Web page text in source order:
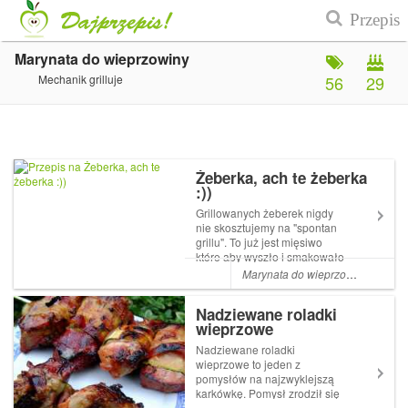
Marynata do wieprzowiny
Mechanik grilluje 29
56
Żeberka, ach te żeberka
:))
Grillowanych żeberek nigdy
nie skosztujemy na "spontan
grillu". To już jest mięsiwo
które aby wyszło i smakowało
musi być przygotowane dzień
wcześniej. Pomimo tego że
jest czasochłonne to samej
pracy określiłbym jako
łatwiej...
Marynata do wieprzowiny
Nadziewane roladki
wieprzowe
Nadziewane roladki
wieprzowe to jeden z
pomysłów na najzwyklejszą
karkówkę. Pomysł zrodził się